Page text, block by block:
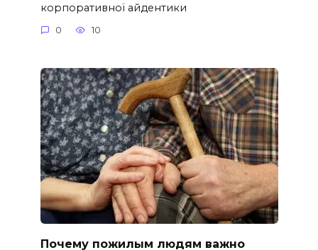
корпоративної айдентики
0 10
Почему пожилым людям важно